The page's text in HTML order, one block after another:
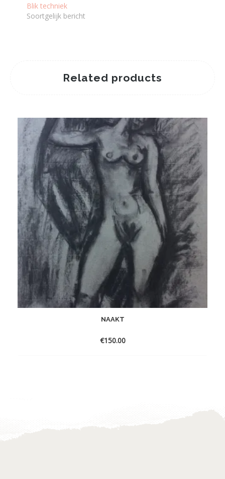
Blik techniek
Soortgelijk bericht
Related products
NAAKT
€150.00